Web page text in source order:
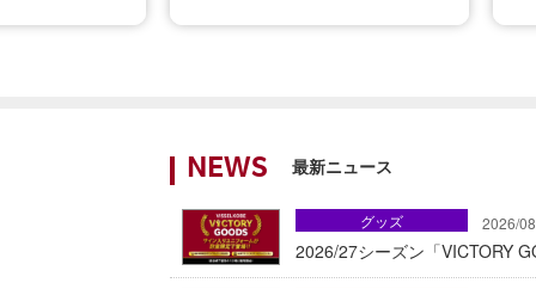
NEWS 最新ニュース
2026/
2026/27シーズン「VICTORY
グッズ